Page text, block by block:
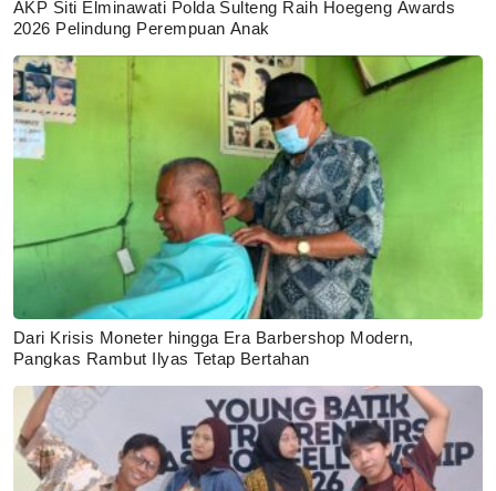
AKP Siti Elminawati Polda Sulteng Raih Hoegeng Awards
2026 Pelindung Perempuan Anak
Dari Krisis Moneter hingga Era Barbershop Modern,
Pangkas Rambut Ilyas Tetap Bertahan